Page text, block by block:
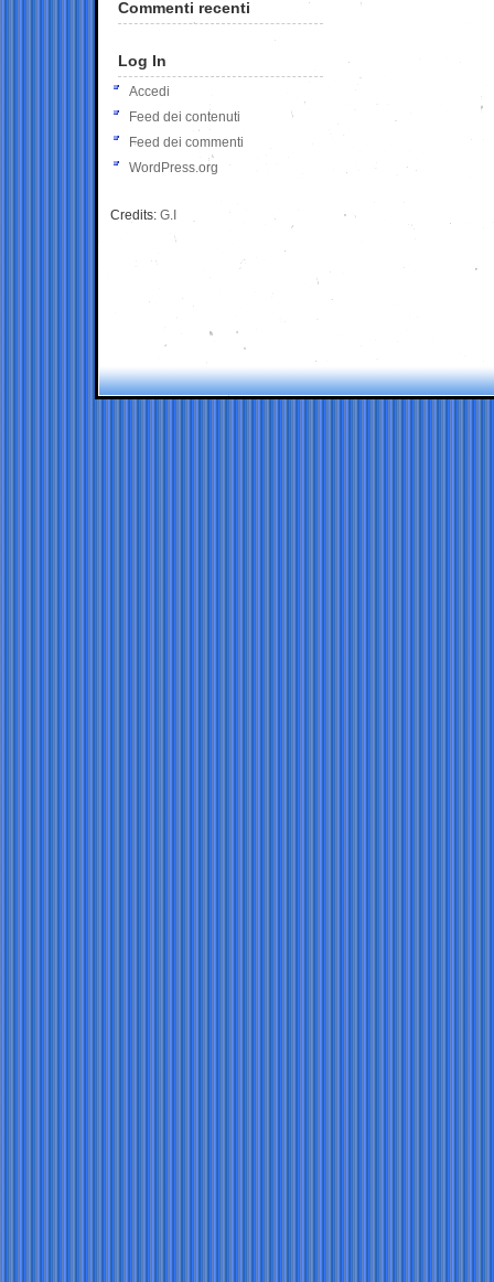
Commenti recenti
Log In
Accedi
Feed dei contenuti
Feed dei commenti
WordPress.org
Credits: G.I